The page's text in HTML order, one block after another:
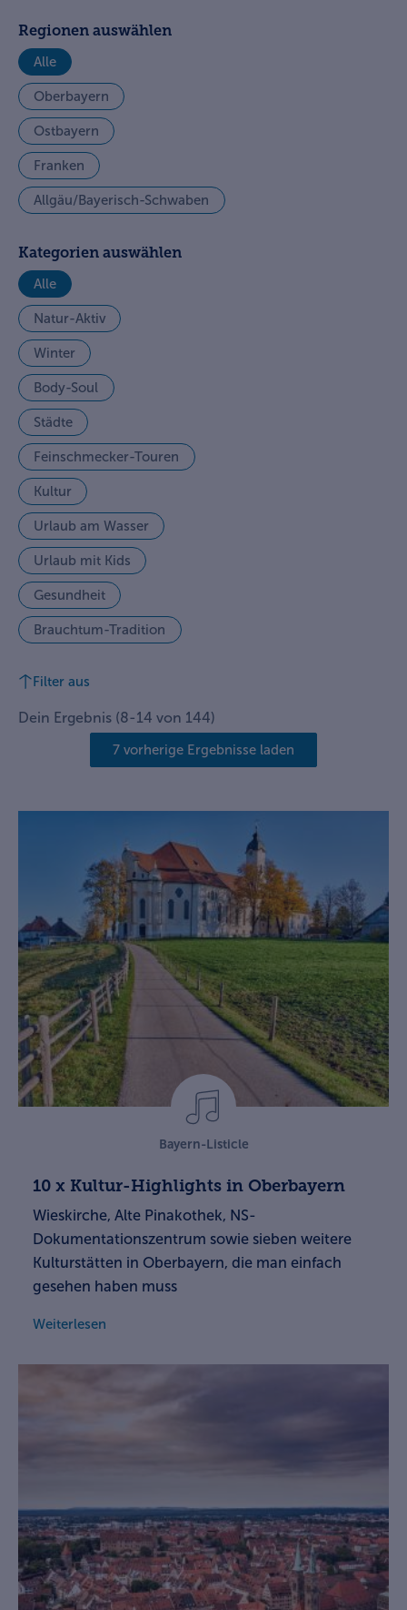
Regionen auswählen
Alle
Oberbayern
Ostbayern
Franken
Allgäu/Bayerisch-Schwaben
Kategorien auswählen
Alle
Natur-Aktiv
Winter
Body-Soul
Städte
Feinschmecker-Touren
Kultur
Urlaub am Wasser
Urlaub mit Kids
Gesundheit
Brauchtum-Tradition
Filter aus
Dein Ergebnis (8-14 von 144)
7 vorherige Ergebnisse laden
Bayern-Listicle
10 x Kultur-Highlights in Oberbayern
Wieskirche, Alte Pinakothek, NS-
Dokumentationszentrum sowie sieben weitere
Kulturstätten in Oberbayern, die man einfach
gesehen haben muss
Weiterlesen